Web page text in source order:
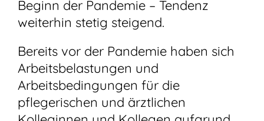
Beginn der Pandemie – Tendenz
weiterhin stetig steigend.
Bereits vor der Pandemie haben sich
Arbeitsbelastungen und
Arbeitsbedingungen für die
pflegerischen und ärztlichen